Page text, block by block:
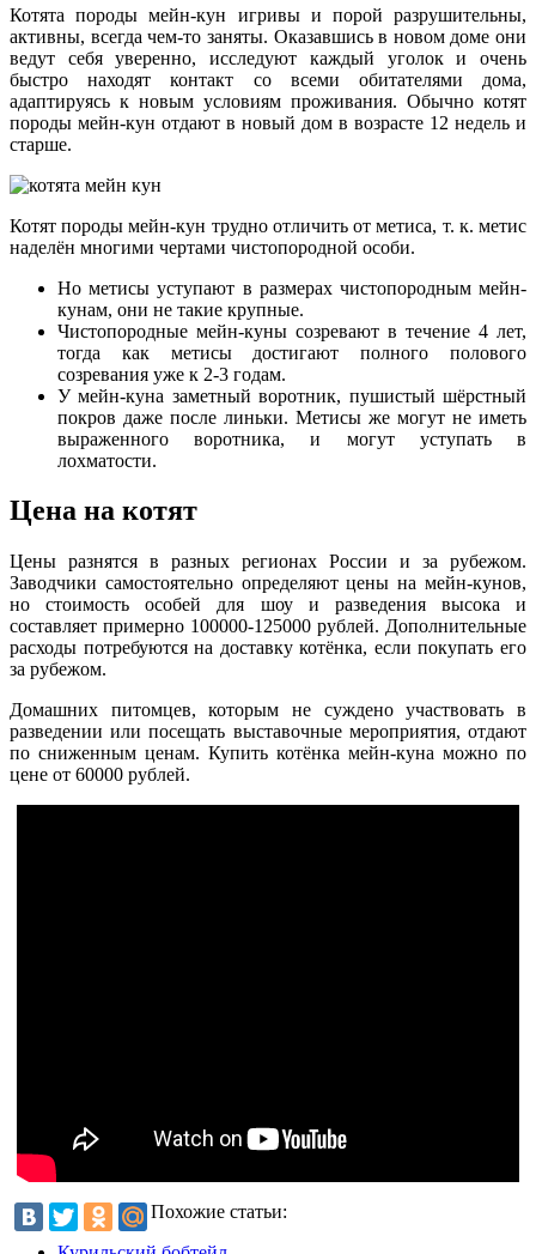
Котята породы мейн-кун игривы и порой разрушительны,
активны, всегда чем-то заняты. Оказавшись в новом доме они
ведут себя уверенно, исследуют каждый уголок и очень
быстро находят контакт со всеми обитателями дома,
адаптируясь к новым условиям проживания. Обычно котят
породы мейн-кун отдают в новый дом в возрасте 12 недель и
старше.
Котят породы мейн-кун трудно отличить от метиса, т. к. метис
наделён многими чертами чистопородной особи.
Но метисы уступают в размерах чистопородным мейн-
кунам, они не такие крупные.
Чистопородные мейн-куны созревают в течение 4 лет,
тогда как метисы достигают полного полового
созревания уже к 2-3 годам.
У мейн-куна заметный воротник, пушистый шёрстный
покров даже после линьки. Метисы же могут не иметь
выраженного воротника, и могут уступать в
лохматости.
Цена на котят
Цены разнятся в разных регионах России и за рубежом.
Заводчики самостоятельно определяют цены на мейн-кунов,
но стоимость особей для шоу и разведения высока и
составляет примерно 100000-125000 рублей. Дополнительные
расходы потребуются на доставку котёнка, если покупать его
за рубежом.
Домашних питомцев, которым не суждено участвовать в
разведении или посещать выставочные мероприятия, отдают
по сниженным ценам. Купить котёнка мейн-куна можно по
цене от 60000 рублей.
Похожие статьи: